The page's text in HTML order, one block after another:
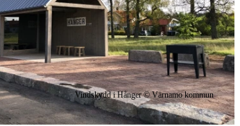
Vindskydd i Hånger © Värnamo kommun